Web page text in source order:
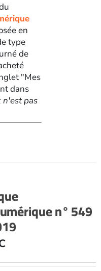
en
type
de
"Mes
dans
n'est pas
n° 549